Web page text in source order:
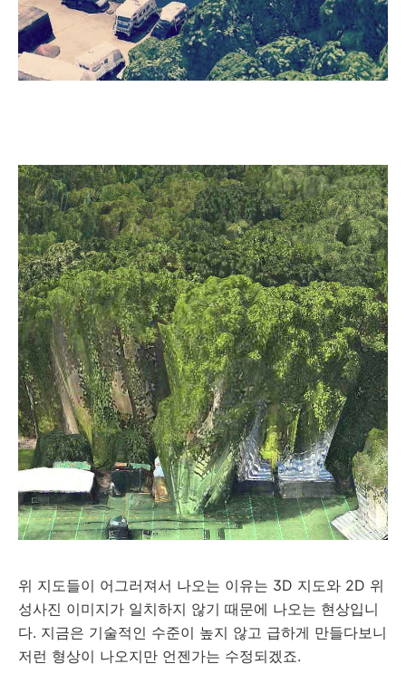
위 지도들이 어그러져서 나오는 이유는 3D 지도와 2D 위
성사진 이미지가 일치하지 않기 때문에 나오는 현상입니
다. 지금은 기술적인 수준이 높지 않고 급하게 만들다보니
저런 형상이 나오지만 언젠가는 수정되겠죠.